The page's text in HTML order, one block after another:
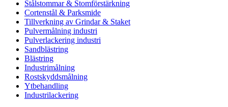
Stålstommar & Stomförstärkning
Cortenstål & Parksmide
Tillverkning av Grindar & Staket
Pulvermålning industri
Pulverlackering industri
Sandblästring
Blästring
Industrimålning
Rostskyddsmålning
Ytbehandling
Industrilackering